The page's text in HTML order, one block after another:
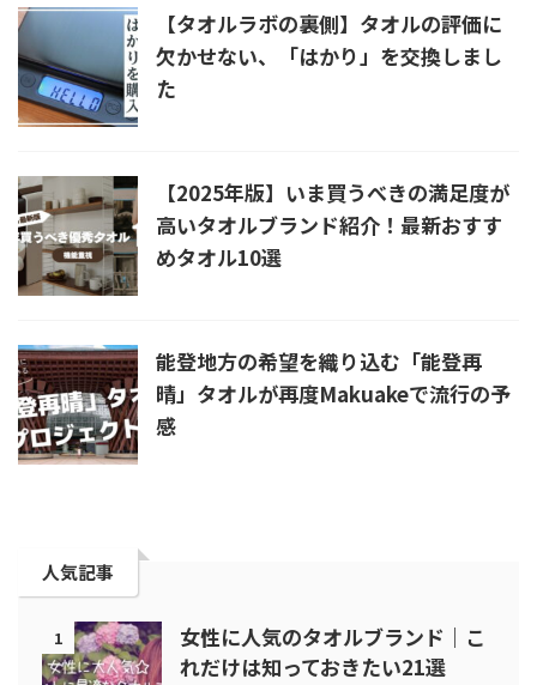
【タオルラボの裏側】タオルの評価に
欠かせない、「はかり」を交換しまし
た
【2025年版】いま買うべきの満足度が
高いタオルブランド紹介！最新おすす
めタオル10選
能登地方の希望を織り込む「能登再
晴」タオルが再度Makuakeで流行の予
感
人気記事
1
女性に人気のタオルブランド｜こ
れだけは知っておきたい21選